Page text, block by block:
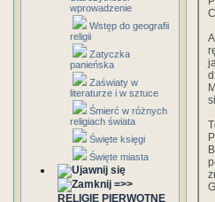
wprowadzenie
Wstęp do geografii
religii
Zatyczka
panieńska
Zaświaty w
literaturze i w sztuce
Śmierć w różnych
religiach świata
Święte księgi
Święte miasta
=>>
RELIGIE PIERWOTNE